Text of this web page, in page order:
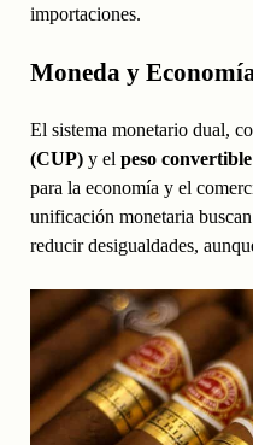
importaciones.
Moneda y
El sistema monetario dual,
(CUP)y el peso
para la economía y el
unificación monetaria
reducir desigualdades,